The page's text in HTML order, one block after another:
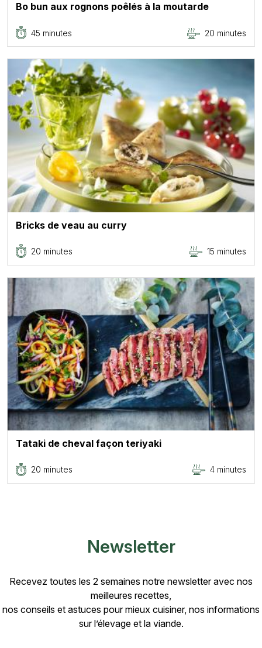
Bo bun aux rognons poêlés à la moutarde
45 minutes 20 minutes
Bricks de veau au curry
20 minutes 15 minutes
Tataki de cheval façon teriyaki
20 minutes 4 minutes
Newsletter
Recevez toutes les 2 semaines notre newsletter avec nos
meilleures recettes,
nos conseils et astuces pour mieux cuisiner, nos informations
sur l’élevage et la viande.